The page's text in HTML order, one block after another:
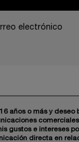
electrónico
años o más y deseo
gustos e intereses
directa en